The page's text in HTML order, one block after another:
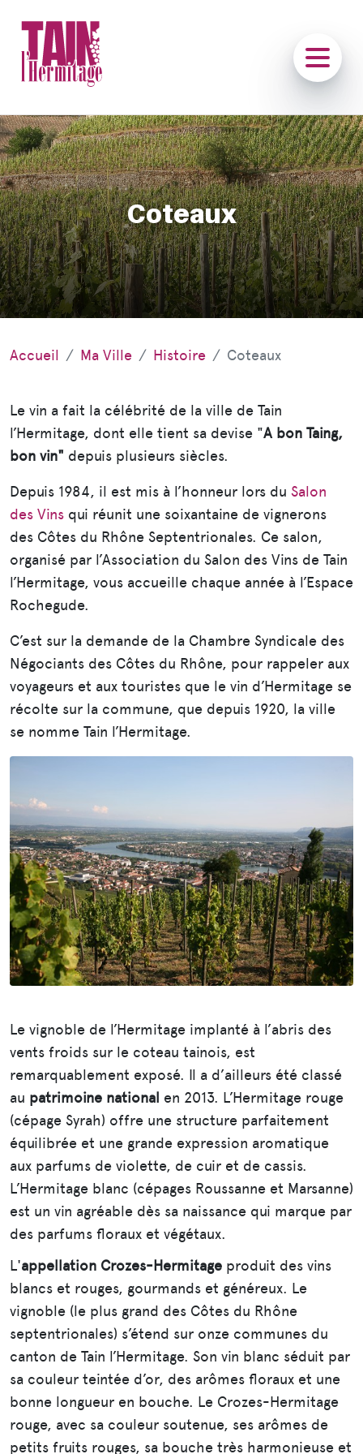
Coteaux
Accueil Ma Ville Histoire Coteaux
Le vin a fait la célébrité de la ville de Tain
l’Hermitage, dont elle tient sa devise "A bon Taing,
bon vin" depuis plusieurs siècles.
Depuis 1984, il est mis à l’honneur lors du Salon
des Vins qui réunit une soixantaine de vignerons
des Côtes du Rhône Septentrionales. Ce salon,
organisé par l’Association du Salon des Vins de Tain
l’Hermitage, vous accueille chaque année à l’Espace
Rochegude.
C’est sur la demande de la Chambre Syndicale des
Négociants des Côtes du Rhône, pour rappeler aux
voyageurs et aux touristes que le vin d’Hermitage se
récolte sur la commune, que depuis 1920, la ville
se nomme Tain l’Hermitage.
Le vignoble de l’Hermitage implanté à l’abris des
vents froids sur le coteau tainois, est
remarquablement exposé. Il a d’ailleurs été classé
au patrimoine national en 2013. L’Hermitage rouge
(cépage Syrah) offre une structure parfaitement
équilibrée et une grande expression aromatique
aux parfums de violette, de cuir et de cassis.
L’Hermitage blanc (cépages Roussanne et Marsanne)
est un vin agréable dès sa naissance qui marque par
des parfums floraux et végétaux.
L'appellation Crozes-Hermitage produit des vins
blancs et rouges, gourmands et généreux. Le
vignoble (le plus grand des Côtes du Rhône
septentrionales) s’étend sur onze communes du
canton de Tain l’Hermitage. Son vin blanc séduit par
sa couleur teintée d’or, des arômes floraux et une
bonne longueur en bouche. Le Crozes-Hermitage
rouge, avec sa couleur soutenue, ses arômes de
petits fruits rouges, sa bouche très harmonieuse et